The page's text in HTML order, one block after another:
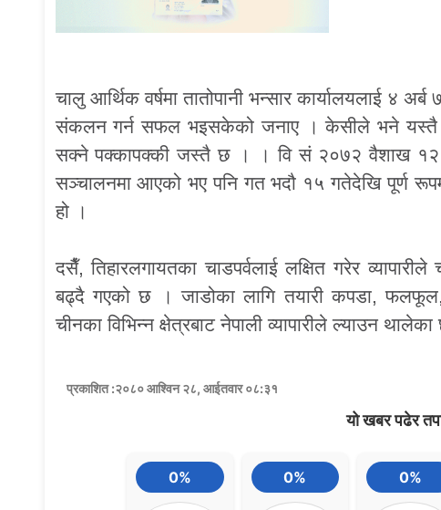
चालु आर्थिक वर्षमा तातोपानी भन्सार कार्यालयलाई ४
संकलन गर्न सफल भइसकेको जनाए । केसीले भने यस्तै
सक्ने पक्कापक्की जस्तै छ । । वि सं २०७२ वैशाख १२
सञ्चालनमा आएको भए पनि गत भदौ १५ गतेदेखि पूर्ण
हो ।
दसैँ, तिहारलगायतका चाडपर्वलाई लक्षित गरेर
बढ्दै गएको छ । जाडोका लागि तयारी कपडा, फलफूल,
चीनका विभिन्न क्षेत्रबाट नेपाली व्यापारीले ल्याउन
प्रकाशित :२०८० आश्विन २८, आईतवार ०८:३१
यो खबर पढेर
0% 0% 0%